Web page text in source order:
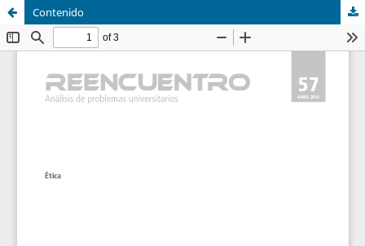
Contenido